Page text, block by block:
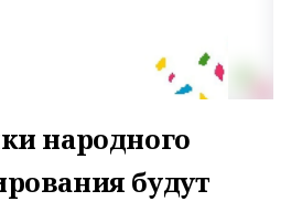
народного
будут